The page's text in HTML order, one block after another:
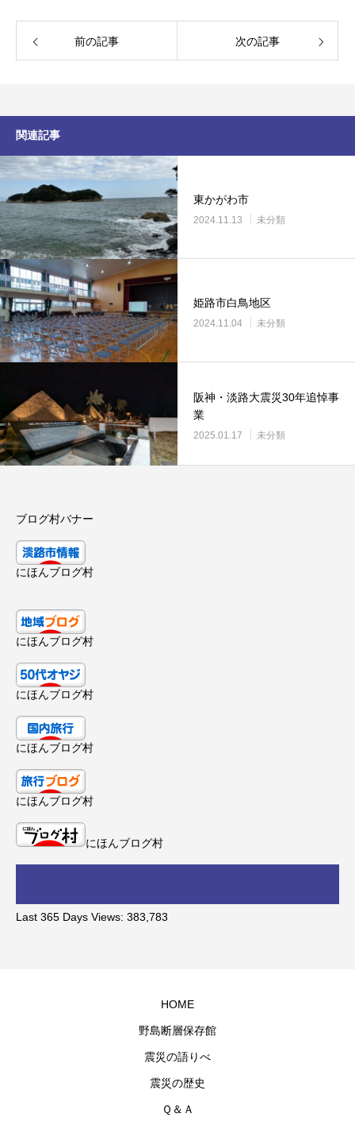
前の記事 次の記事
関連記事
東かがわ市
2024.11.13 未分類
姫路市白鳥地区
2024.11.04 未分類
阪神・淡路大震災30年追悼事
業
2025.01.17 未分類
ブログ村バナー
にほんブログ村
にほんブログ村
にほんブログ村
にほんブログ村
にほんブログ村
にほんブログ村
Last 365 Days Views: 383,783
HOME
野島断層保存館
震災の語りべ
震災の歴史
Ｑ＆Ａ